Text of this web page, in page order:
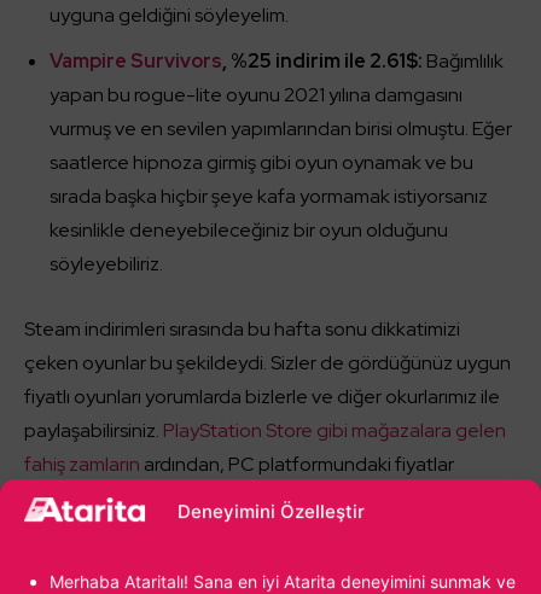
Deneyimini Özelleştir
Merhaba Ataritalı! Sana en iyi Atarita deneyimini sunmak ve
uyguna geldiğini söyleyelim.
Vampire Survivors, %25 indirim ile 2.61$: Bağımlılık
yapan bu rogue-lite oyunu 2021 yılına damgasını
vurmuş ve en sevilen yapımlarından birisi olmuştu. Eğer
saatlerce hipnoza girmiş gibi oyun oynamak ve bu
sırada başka hiçbir şeye kafa yormamak istiyorsanız
kesinlikle deneyebileceğiniz bir oyun olduğunu
söyleyebiliriz.
Steam indirimleri sırasında bu hafta sonu dikkatimizi
çeken oyunlar bu şekildeydi. Sizler de gördüğünüz uygun
fiyatlı oyunları yorumlarda bizlerle ve diğer okurlarımız ile
paylaşabilirsiniz. PlayStation Store gibi mağazalara gelen
fahiş zamların ardından, PC platformundaki fiyatlar
cazibesini giderek artırıyor. Şimdiden tüm oyuncularımıza